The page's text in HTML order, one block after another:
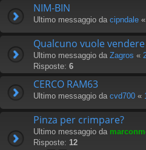
NIM-BIN
Ultimo messaggio da cipndale «
Qualcuno vuole
Ultimo messaggio da Zagros «
Risposte: 6
CERCO RAM63
Ultimo messaggio da cvd700 «
Pinza per crimpare?
Ultimo messaggio da
Risposte: 12